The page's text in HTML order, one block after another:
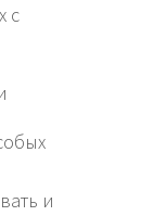
с
и